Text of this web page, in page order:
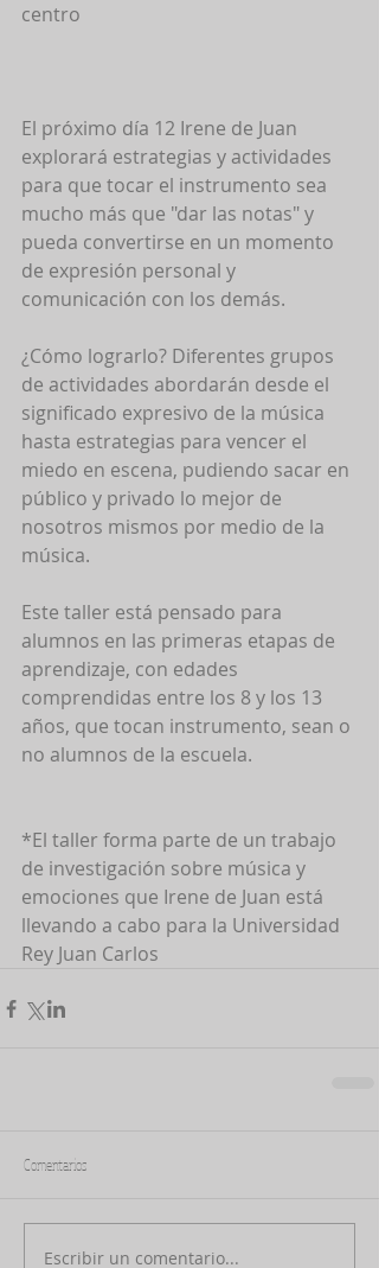
centro
El próximo día 12 Irene de Juan
explorará estrategias y actividades
para que tocar el instrumento sea
mucho más que "dar las notas" y
pueda convertirse en un momento
de expresión personal y
comunicación con los demás.
¿Cómo lograrlo? Diferentes grupos
de actividades abordarán desde el
significado expresivo de la música
hasta estrategias para vencer el
miedo en escena, pudiendo sacar en
público y privado lo mejor de
nosotros mismos por medio de la
música.
Este taller está pensado para
alumnos en las primeras etapas de
aprendizaje, con edades
comprendidas entre los 8 y los 13
años, que tocan instrumento, sean o
no alumnos de la escuela.
*El taller forma parte de un trabajo
de investigación sobre música y
emociones que Irene de Juan está
llevando a cabo para la Universidad
Rey Juan Carlos
Comentarios
Escribir un comentario...